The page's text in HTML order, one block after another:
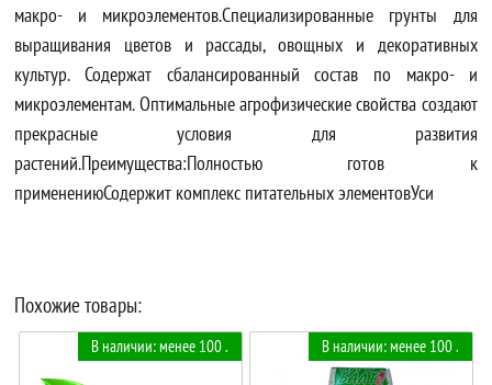
макро- и микроэлементов.Специализированные грунты для
выращивания цветов и рассады, овощных и декоративных
культур. Содержат сбалансированный состав по макро- и
микроэлементам. Оптимальные агрофизические свойства создают
прекрасные условия для развития
растений.Преимущества:Полностью готов к
применениюСодержит комплекс питательных элементовУси
Похожие товары:
В наличии: менее 100 . В наличии: менее 100 .